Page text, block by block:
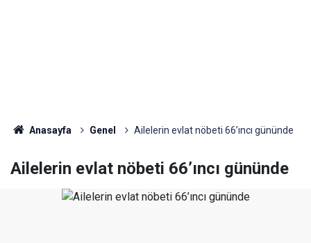
Anasayfa Genel Ailelerin evlat nöbeti 66’ıncı gününde
Ailelerin evlat nöbeti 66’ıncı gününde